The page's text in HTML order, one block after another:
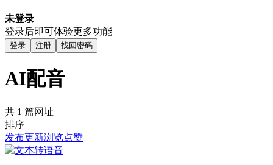
未登录
登录后即可体验更多功能
登录 注册 找回密码
AI配音
共 1 篇网址
排序
发布更新浏览点赞